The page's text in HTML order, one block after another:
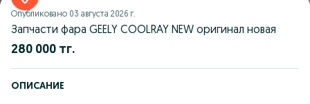
Опубликовано 03 августа 2026 г.
Запчасти фара GEELY COOLRAY NEW оригинал новая
280 000 тг.
ОПИСАНИЕ